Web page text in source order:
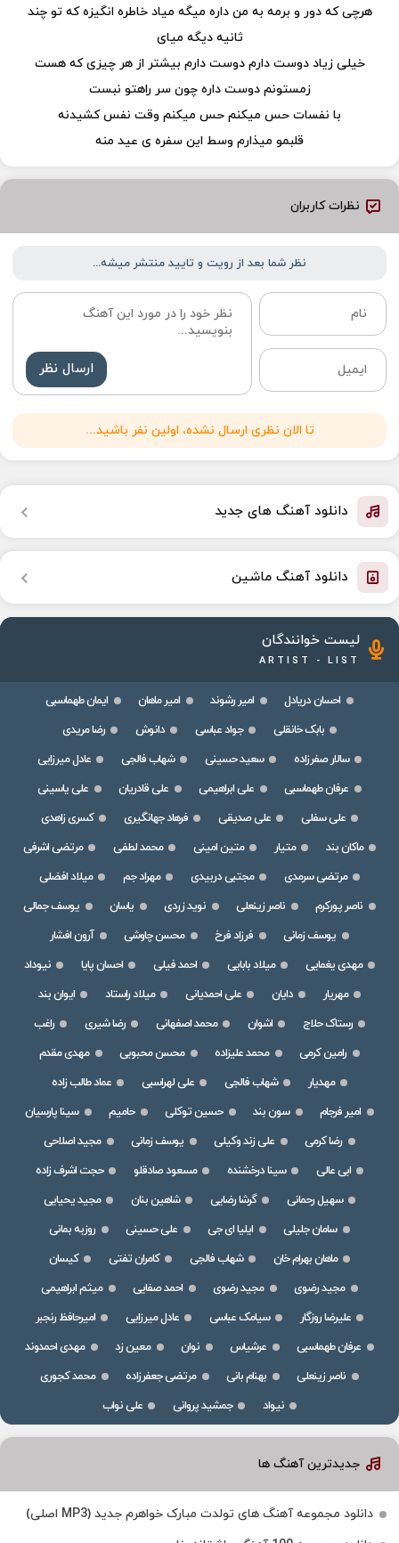
هرچی که دور و برمه به من داره میگه میاد خاطره انگیزه که تو چند
ثانیه دیگه میای
خیلی زیاد دوست دارم دوست دارم بیشتر از هر چیزی که هست
زمستونم دوست داره چون سر راهتو نبست
با نفسات حس میکنم حس میکنم وقت نفس کشیدنه
قلبمو میذارم وسط این سفره ی عید منه
نظرات کاربران
نظر شما بعد از رویت و تایید منتشر میشه...
ارسال نظر
تا الان نظری ارسال نشده، اولین نفر باشید...
دانلود آهنگ های جدید
دانلود آهنگ ماشین
لیست خوانندگان
ARTIST - LIST
احسان دریادل امیر رشوند امیر ماهان
ایمان طهماسبی
بابک خانقلی
جواد عباسی دانوش
رضا مریدی
سالار صفرزاده
سعید حسینی شهاب فالجی
عادل میرزایی
عرفان طهماسبی
علی ابراهیمی علی قادریان
علی یاسینی
علی سفلی
علی صدیقی فرهاد جهانگیری
کسری زاهدی
ماکان بند
متیار متین امینی محمد لطفی
مرتضی اشرفی
مرتضی سرمدی
مجتبی دربیدی مهراد جم
میلاد افضلی
ناصر پورکرم
ناصر زینعلی نوید زردی یاسان
یوسف جمالی
یوسف زمانی
فرزاد فرخ محسن چاوشی
آرون افشار
مهدی یغمایی
میلاد بابایی احمد فیلی احسان پایا
نیوداد
مهریار
دایان علی احمدیانی میلاد راستاد
ایوان بند
رستاک حلاج
اشوان محمد اصفهانی رضا شیری
راغب
رامین کرمی
محمد علیزاده محسن محبوبی
مهدی مقدم
مهدیار
شهاب فالجی علی لهراسبی
عماد طالب زاده
امیر فرجام
سون بند حسین توکلی حامیم
سینا پارسیان
رضا کرمی
علی زند وکیلی یوسف زمانی
مجید اصلاحی
ابی عالی
سینا درخشنده مسعود صادقلو
حجت اشرف زاده
سهیل رحمانی
گرشا رضایی شاهین بنان
مجید یحیایی
سامان جلیلی
ایلیا ای جی علی حسینی
روزبه بمانی
ماهان بهرام خان
شهاب فالجی کامران تفتی
کیسان
مجید رضوی
مجید رضوی احمد صفایی
میثم ابراهیمی
علیرضا روزگار
سیامک عباسی عادل میرزایی
امیرحافظ رنجبر
عرفان طهماسبی
عرشیاس نوان معین زد
مهدی احمدوند
ناصر زینعلی
بهنام بانی مرتضی جعفرزاده
محمد کجوری
نیواد
جمشید پروانی علی نواب
جدیدترین آهنگ ها
دانلود مجموعه آهنگ های تولدت مبارک خواهرم جدید (MP3 اصلی)